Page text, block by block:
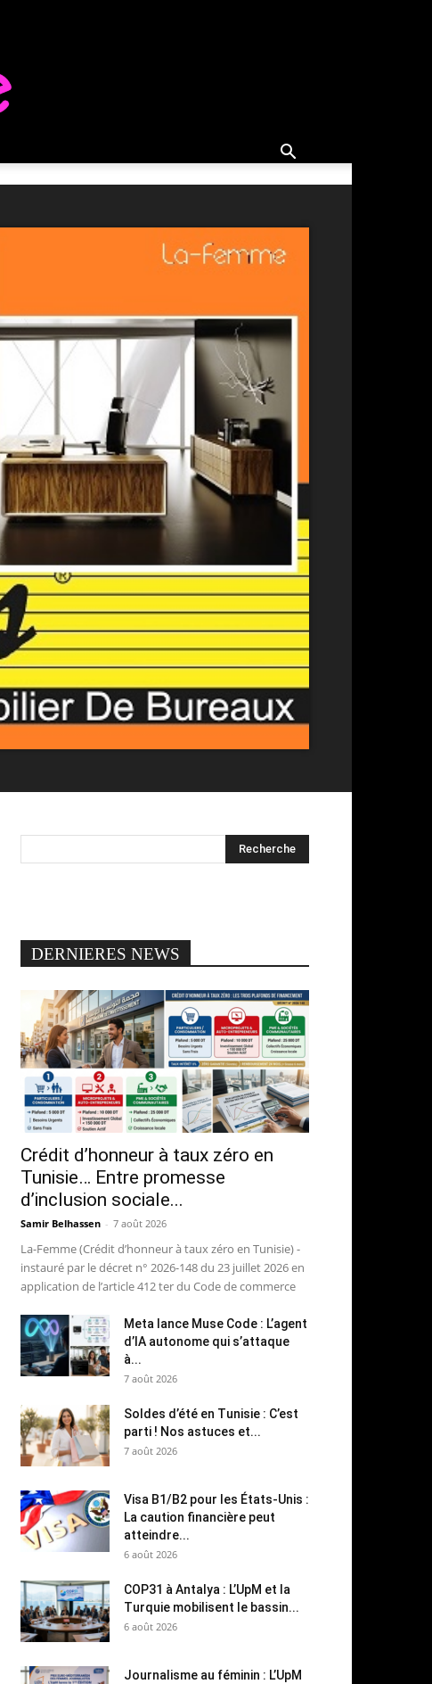
DERNIERES NEWS
Crédit d’honneur à taux zéro en
Tunisie… Entre promesse
d’inclusion sociale...
Samir Belhassen - 7 août 2026
La-Femme (Crédit d’honneur à taux zéro en Tunisie) -
instauré par le décret n° 2026-148 du 23 juillet 2026 en
application de l’article 412 ter du Code de commerce
Meta lance Muse Code : L’agent
d’IA autonome qui s’attaque
à...
7 août 2026
Soldes d’été en Tunisie : C’est
parti ! Nos astuces et...
7 août 2026
Visa B1/B2 pour les États-Unis :
La caution financière peut
atteindre...
6 août 2026
COP31 à Antalya : L’UpM et la
Turquie mobilisent le bassin...
6 août 2026
Journalisme au féminin : L’UpM